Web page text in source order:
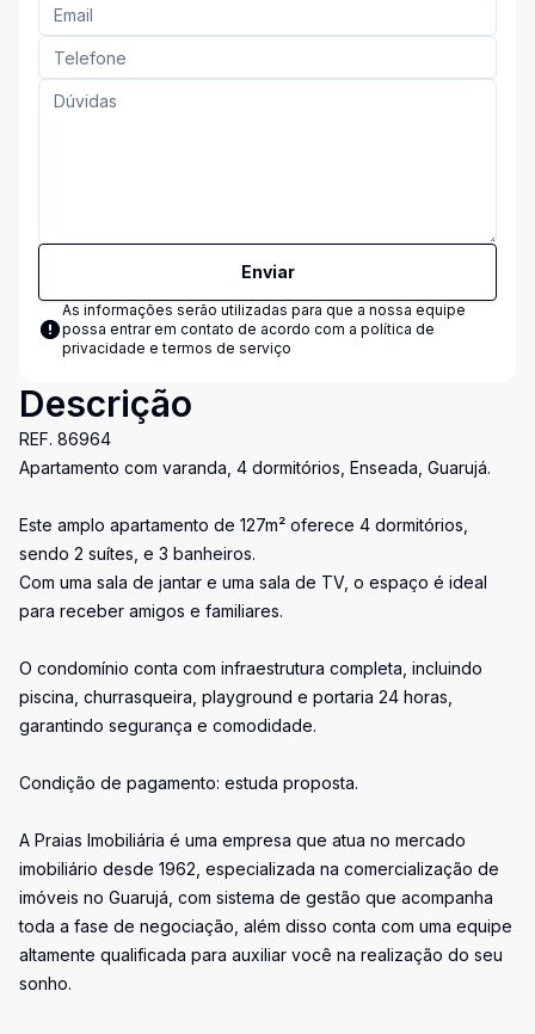
Enviar
As informações serão utilizadas para que a nossa equipe
possa entrar em contato de acordo com a política de
privacidade e termos de serviço
Descrição
REF. 86964
Apartamento com varanda, 4 dormitórios, Enseada, Guarujá.
Este amplo apartamento de 127m² oferece 4 dormitórios,
sendo 2 suítes, e 3 banheiros.
Com uma sala de jantar e uma sala de TV, o espaço é ideal
para receber amigos e familiares.
O condomínio conta com infraestrutura completa, incluindo
piscina, churrasqueira, playground e portaria 24 horas,
garantindo segurança e comodidade.
Condição de pagamento: estuda proposta.
A Praias Imobiliária é uma empresa que atua no mercado
imobiliário desde 1962, especializada na comercialização de
imóveis no Guarujá, com sistema de gestão que acompanha
toda a fase de negociação, além disso conta com uma equipe
altamente qualificada para auxiliar você na realização do seu
sonho.